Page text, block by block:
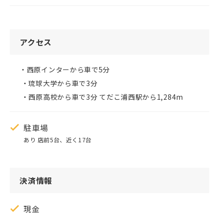
アクセス
・西原インターから車で5分
・西原高校から車で3分 てだこ浦西駅から1,284m
駐車場
あり 店前5台、近く17台
決済情報
現金